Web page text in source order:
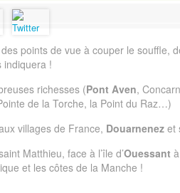
points de vue à couper le souffle,
indiquera !
richesses (Pont Aven,
de la Torche, la Point du Raz…)
villages de France, Douarnenez et
Matthieu, face à l’île d’Ouessant
et les côtes de la Manche !